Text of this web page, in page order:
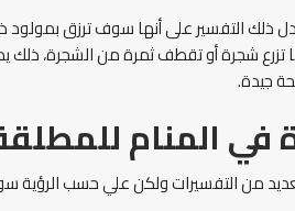
ذلك التفسير على أنها سوف ترزق بمولود
تزرع شجرة أو تقطف ثمرة من الشجرة،
جيدة.
المنام
من التفسيرات ولكن علي حسب الرؤية